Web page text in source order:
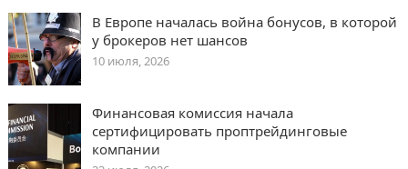
В Европе началась война бонусов, в которой
у брокеров нет шансов
10 июля, 2026
Финансовая комиссия начала
сертифицировать проптрейдинговые
компании